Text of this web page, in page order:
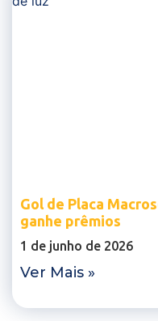
Gol de Placa
ganhe prêmios
1 de junho de 2026
Ver Mais »